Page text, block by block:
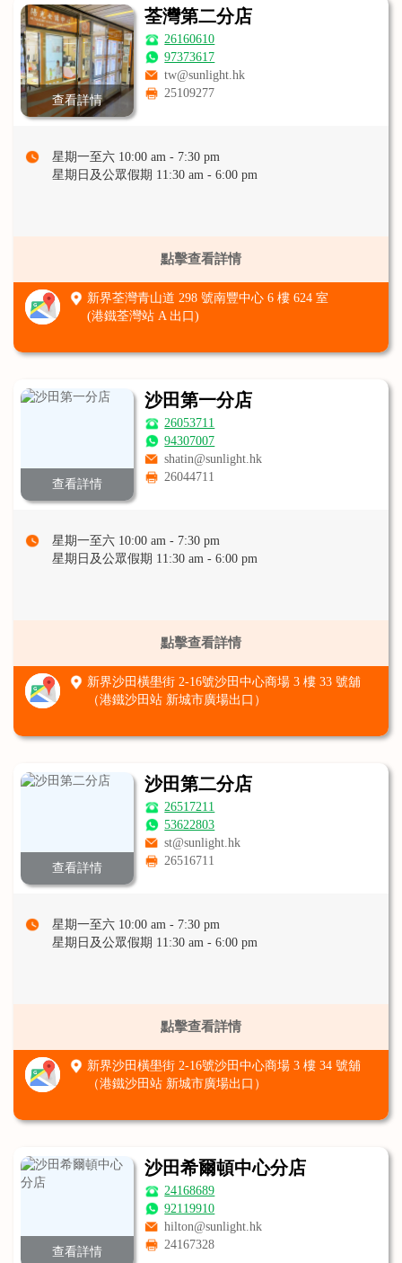
查看詳情
荃灣第二分店
26160610
97373617
tw@sunlight.hk
25109277
星期一至六 10:00 am - 7:30 pm
星期日及公眾假期 11:30 am - 6:00 pm
點擊查看詳情
新界荃灣青山道 298 號南豐中心 6 樓 624 室
(港鐵荃灣站 A 出口)
查看詳情
沙田第一分店
26053711
94307007
shatin@sunlight.hk
26044711
星期一至六 10:00 am - 7:30 pm
星期日及公眾假期 11:30 am - 6:00 pm
點擊查看詳情
新界沙田橫壆街 2-16號沙田中心商場 3 樓 33 號舖
（港鐵沙田站 新城市廣場出口）
查看詳情
沙田第二分店
26517211
53622803
st@sunlight.hk
26516711
星期一至六 10:00 am - 7:30 pm
星期日及公眾假期 11:30 am - 6:00 pm
點擊查看詳情
新界沙田橫壆街 2-16號沙田中心商場 3 樓 34 號舖
（港鐵沙田站 新城市廣場出口）
查看詳情
沙田希爾頓中心分店
24168689
92119910
hilton@sunlight.hk
24167328